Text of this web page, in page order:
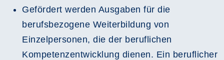
Gefördert werden Ausgaben für die
berufsbezogene Weiterbildung von
Einzelpersonen, die der beruflichen
Kompetenzentwicklung dienen. Ein beruflicher